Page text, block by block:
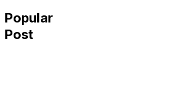
Popular
Post